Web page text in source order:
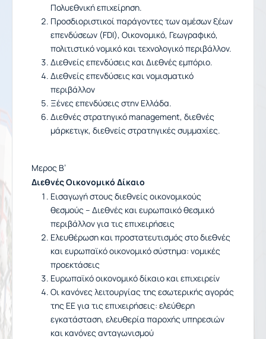
Πολυεθνική επιχείρηση.
Προσδιοριστικοί παράγοντες των αμέσων ξέων
επενδύσεων (FDI), Οικονομικό, Γεωγραφικό,
πολιτιστικό νομικό και τεχνολογικό περιβάλλον.
Διεθνείς επενδύσεις και Διεθνές εμπόριο.
Διεθνείς επενδύσεις και νομισματικό
περιβάλλον
Ξένες επενδύσεις στην Ελλάδα.
Διεθνές στρατηγικό management, διεθνές
μάρκετιγκ, διεθνείς στρατηγικές συμμαχίες.
Μερος Β’
Διεθνές Οικονομικό Δίκαιο
Εισαγωγή στους διεθνείς οικονομικούς
θεσμούς – Διεθνές και ευρωπαικό θεσμικό
περιβάλλον για τις επιχειρήσεις
Ελευθέρωση και προστατευτισμός στο διεθνές
και ευρωπαϊκό οικονομικό σύστημα: νομικές
προεκτάσεις
Ευρωπαϊκό οικονομικό δίκαιο και επιχειρείν
Οι κανόνες λειτουργίας της εσωτερικής αγοράς
της ΕΕ για τις επιχειρήσεις: ελεύθερη
εγκατάσταση, ελευθερία παροχής υπηρεσιών
και κανόνες ανταγωνισμού